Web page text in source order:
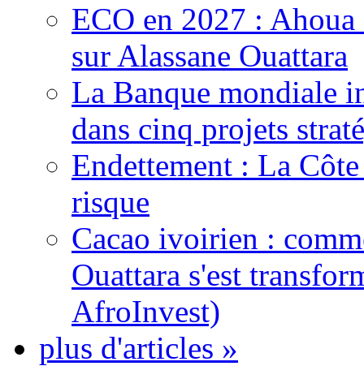
ECO en 2027 :
sur Alassane Ouattara
La Banque mondiale
dans cinq projets
Endettement : La
risque
Cacao ivoirien :
Ouattara s'est
AfroInvest)
plus d'articles »